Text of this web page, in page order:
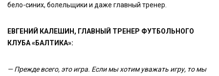
бело-синих, болельщики и даже главный тренер.
ЕВГЕНИЙ КАЛЕШИН, ГЛАВНЫЙ ТРЕНЕР ФУТБОЛЬНОГО
КЛУБА «БАЛТИКА»:
— Прежде всего, это игра. Если мы хотим уважать игру, то мы